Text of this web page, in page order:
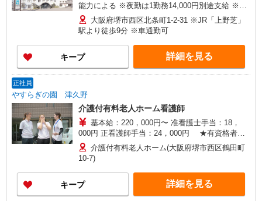
能力による ※夜勤は1勤務14,000円別途支給 ※日
祝出勤手当1日4,000円別途支給
大阪府堺市西区北条町1-2-31 ※JR「上野芝」
駅より徒歩9分 ※車通勤可
キープ 詳細を見る
正社員
やすらぎの園 津久野
介護付有料老人ホーム看護師
基本給：220，000円〜 准看護士手当：18，
000円 正看護師手当：24，000円 ★有資格者
（准看護士・正看護師） ★経験により査定額
UP！ ★給与例（最低で試算しています） 基本
給：230,000 資格手当：24,000（正看護師） 住宅
手当：15,000（賃貸） 処遇改善手当：14,000円 そ
の他にも通勤手当・扶養手当あり 総支給額：
283,000 年間賞与：690,000（3か月分として） 年
介護付有料老人ホーム(大阪府堺市西区鶴田町
10-7)
キープ 詳細を見る